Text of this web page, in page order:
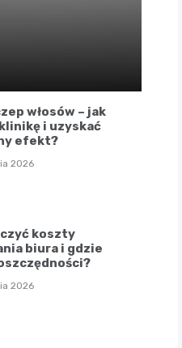
włosów – jak
i uzyskać
efekt?
2026
koszty
biura i gdzie
2026